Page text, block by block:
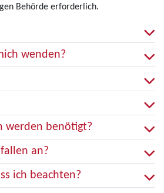
Behörde erforderlich.
wenden?
werden benötigt?
an?
ich beachten?